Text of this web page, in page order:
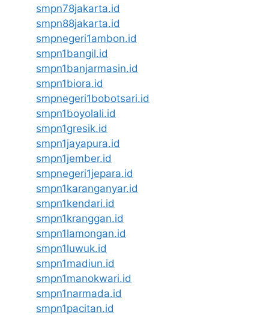
smpn78jakarta.id
smpn88jakarta.id
smpnegeri1ambon.id
smpn1bangil.id
smpn1banjarmasin.id
smpn1biora.id
smpnegeri1bobotsari.id
smpn1boyolali.id
smpn1gresik.id
smpn1jayapura.id
smpn1jember.id
smpnegeri1jepara.id
smpn1karanganyar.id
smpn1kendari.id
smpn1kranggan.id
smpn1lamongan.id
smpn1luwuk.id
smpn1madiun.id
smpn1manokwari.id
smpn1narmada.id
smpn1pacitan.id